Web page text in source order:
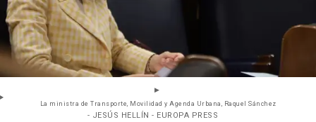
La ministra de Transporte, Movilidad y Agenda Urbana, Raquel Sánchez
- JESÚS HELLÍN - EUROPA PRESS